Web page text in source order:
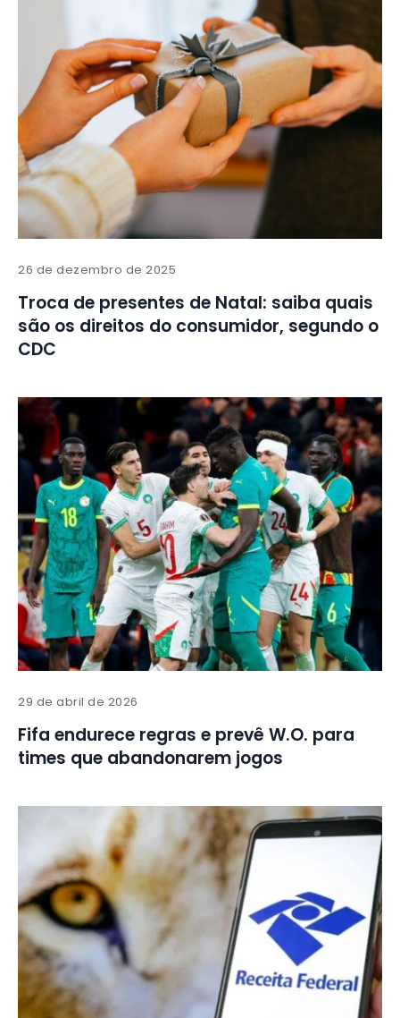
26 de dezembro de 2025
Troca de presentes de Natal: saiba quais
são os direitos do consumidor, segundo o
CDC
29 de abril de 2026
Fifa endurece regras e prevê W.O. para
times que abandonarem jogos